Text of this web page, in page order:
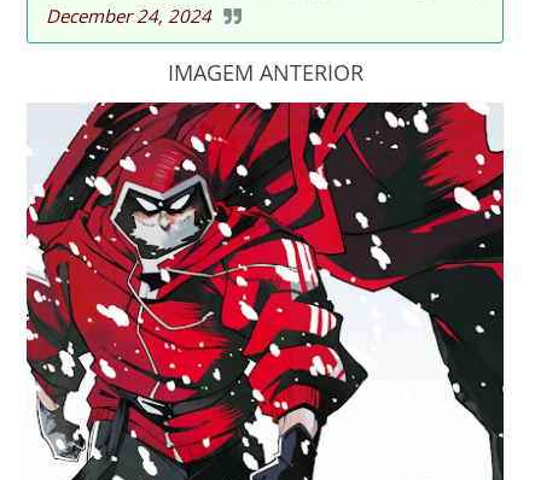
December 24, 2024
IMAGEM ANTERIOR